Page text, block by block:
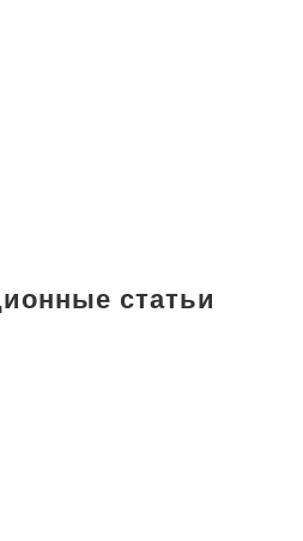
статьи